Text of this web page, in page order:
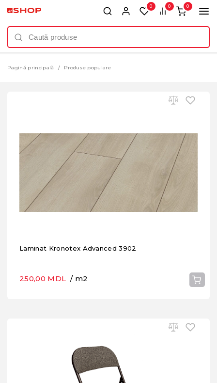
0 0 0
Pagină principală Produse populare
Laminat Kronotex Advanced 3902
250,00 MDL / m2